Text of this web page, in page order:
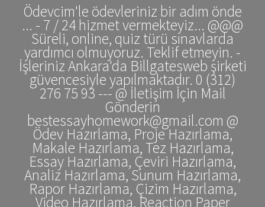
Ödevcim'le ödevleriniz bir adım önde
... - 7 / 24 hizmet vermekteyiz... @@@
Süreli, online, quiz türü sınavlarda
yardımcı olmuyoruz. Teklif etmeyin. -
İşleriniz Ankara'da Billgatesweb şirketi
güvencesiyle yapılmaktadır. 0 (312)
276 75 93 --- @ İletişim İçin Mail
Gönderin
bestessayhomework@gmail.com @
Ödev Hazırlama, Proje Hazırlama,
Makale Hazırlama, Tez Hazırlama,
Essay Hazırlama, Çeviri Hazırlama,
Analiz Hazırlama, Sunum Hazırlama,
Rapor Hazırlama, Çizim Hazırlama,
Video Hazırlama, Reaction Paper